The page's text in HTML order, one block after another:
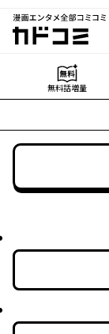
漫画エンタメ全
カ
無料話増量